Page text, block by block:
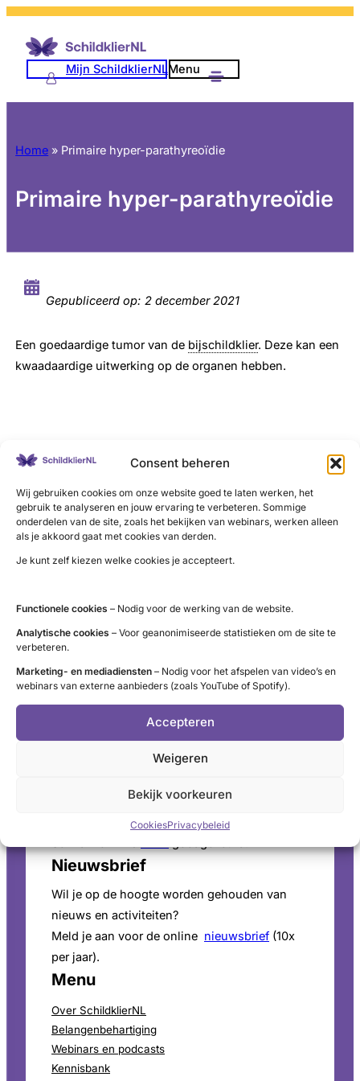
Consent beheren
Wij gebruiken cookies om onze website goed te laten werken, het
gebruik te analyseren en jouw ervaring te verbeteren. Sommige
onderdelen van de site, zoals het bekijken van webinars, werken alleen
als je akkoord gaat met cookies van derden.
Je kunt zelf kiezen welke cookies je accepteert.
Functionele cookies – Nodig voor de werking van de website.
Analytische cookies – Voor geanonimiseerde statistieken om de site te
verbeteren.
Marketing- en mediadiensten – Nodig voor het afspelen van video’s en
webinars van externe aanbieders (zoals YouTube of Spotify).
Accepteren
Weigeren
Bekijk voorkeuren
CookiesPrivacybeleid
Mijn SchildklierNLMenu
Home » Primaire hyper-parathyreoïdie
Primaire hyper-parathyreoïdie
Gepubliceerd op: 2 december 2021
Een goedaardige tumor van de bijschildklier. Deze kan een
kwaadaardige uitwerking op de organen hebben.
LinkedIn
X YouTube
Instagram
Facebook
Contact
info@schildklier.nl
Postbus 60, 3940 AB Doorn
Schildkliertelefoon
Voor een luisterend oor, informatie en
vragen. Ga naar de openingstijden
Pers
Voor persinformatie en mediaverzoeken bekijk
perspagina .
Nieuwsbrief
Wil je op de hoogte worden gehouden van
nieuws en activiteiten?
Meld je aan voor de online nieuwsbrief (10x
per jaar).
Menu
Over SchildklierNL
Belangenbehartiging
Webinars en podcasts
Kennisbank